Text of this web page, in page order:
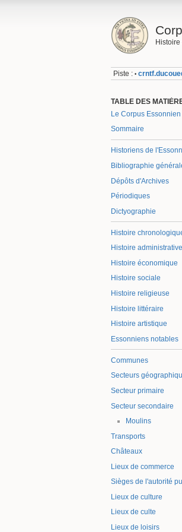
Piste : •
TABLE DES
Le Corpus Essonnien
Sommaire
Historiens de
Bibliographie
Dépôts d'Archives
Périodiques
Dictyographie
Histoire
Histoire administrative
Histoire économique
Histoire sociale
Histoire religieuse
Histoire littéraire
Histoire artistique
Essonniens notables
Communes
Secteurs
Secteur primaire
Secteur secondaire
Moulins
Transports
Châteaux
Lieux de commerce
Sièges de l'autorité
Lieux de culture
Lieux de culte
Lieux de loisirs